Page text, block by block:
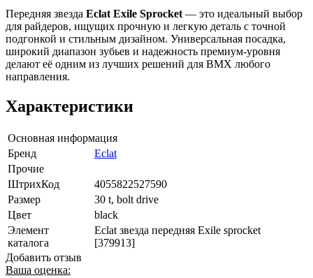
Передняя звезда Eclat Exile Sprocket — это идеальный выбор
для райдеров, ищущих прочную и легкую деталь с точной
подгонкой и стильным дизайном. Универсальная посадка,
широкий диапазон зубьев и надежность премиум-уровня
делают её одним из лучших решений для BMX любого
направления.
Характеристики
Основная информация
Бренд
Eclat
Прочие
ШтрихКод
4055822527590
Размер
30 t, bolt drive
Цвет
black
Элемент
каталога
Eclat звезда передняя Exile sprocket
[379913]
Добавить отзыв
Ваша оценка: